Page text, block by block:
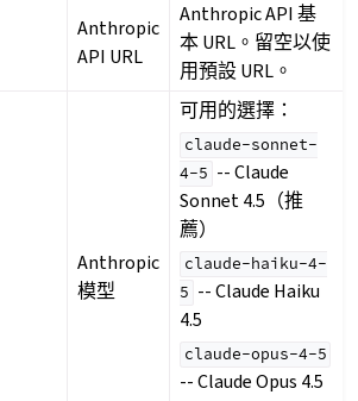
Anthropic
API URL
Anthropic API 基
本 URL。留空以使
用預設 URL。
Anthropic
模型
可用的選擇：
claude-sonnet-
4-5 -- Claude
Sonnet 4.5（推
薦）
claude-haiku-4-
5 -- Claude Haiku
4.5
claude-opus-4-5
-- Claude Opus 4.5